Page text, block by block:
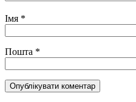
Імя *
Пошта *